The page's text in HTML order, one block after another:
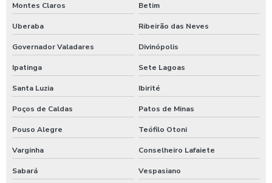
Lavadora automática de carros preço
Lavadora de caminhão
Lavadora de ônibus
Lavadora profissional de caminhão 3 produtos
Lavadora self service de carros
Lavagem de caminhão
Montes Claros Betim
Uberaba Ribeirão das Neves
Governador Valadares Divinópolis
Ipatinga Sete Lagoas
Santa Luzia Ibirité
Poços de Caldas Patos de Minas
Pouso Alegre Teófilo Otoni
Varginha Conselheiro Lafaiete
Sabará Vespasiano